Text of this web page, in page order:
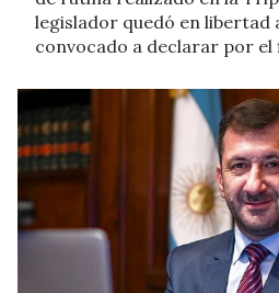
legislador quedó en libertad
convocado a declarar por el